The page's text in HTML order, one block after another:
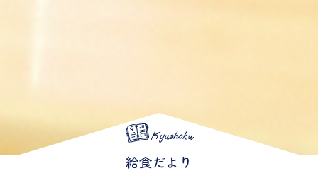
Kyushoku
給食だより